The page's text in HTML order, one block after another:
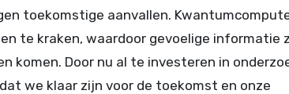
toekomstige aanvallen.
te kraken, waardoor gevoelige informatie
komen. Door nu al te investeren in
we klaar zijn voor de toekomst en onze